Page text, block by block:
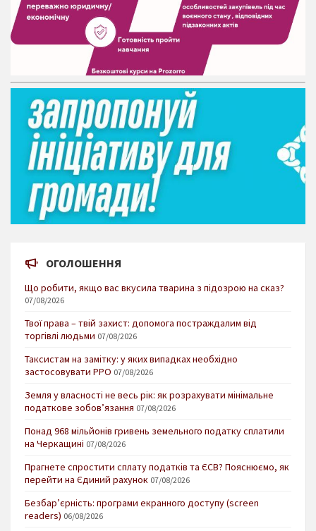
ОГОЛОШЕННЯ
Що робити, якщо вас вкусила тварина з підозрою на сказ?
07/08/2026
Твої права – твій захист: допомога постраждалим від
торгівлі людьми 07/08/2026
Таксистам на замітку: у яких випадках необхідно
застосовувати РРО 07/08/2026
Земля у власності не весь рік: як розрахувати мінімальне
податкове зобов’язання 07/08/2026
Понад 968 мільйонів гривень земельного податку сплатили
на Черкащині 07/08/2026
Прагнете спростити сплату податків та ЄСВ? Пояснюємо, як
перейти на Єдиний рахунок 07/08/2026
Безбар’єрність: програми екранного доступу (screen
readers) 06/08/2026